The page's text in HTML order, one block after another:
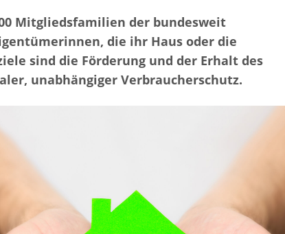
Mitgliedsfamilien der bundesweit
die ihr Haus oder die
sind die Förderung und der Erhalt des
unabhängiger Verbraucherschutz.